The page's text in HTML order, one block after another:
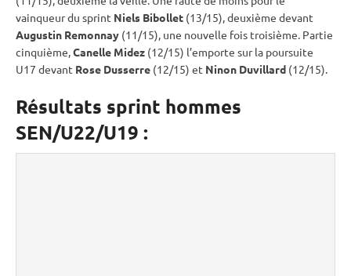
vainqueur du sprint Niels Bibollet (13/15), deuxième devant
Augustin Remonnay (11/15), une nouvelle fois troisième. Partie
cinquième,Canelle Midez (12/15) l’emporte sur la poursuite
U17 devant Rose Dusserre (12/15) et Ninon Duvillard (12/15).
Résultats sprint hommes
SEN/U22/U19 :